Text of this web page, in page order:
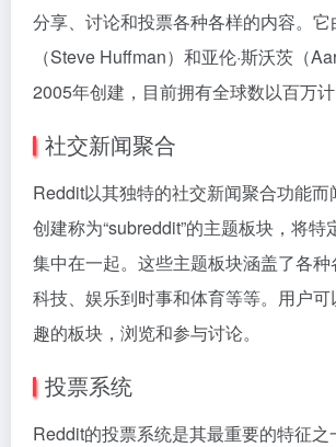
分享、讨论和投票各种各样的内容。它
（Steve Huffman）和亚伦·斯沃茨（
2005年创建，目前拥有全球数以百万计
社交新闻聚合
Reddit以其独特的社交新闻聚合功能而
创建称为“subreddit”的主题板块，将特
集中在一起。这些主题板块涵盖了各
科技、娱乐到时事和体育等等。用户
趣的板块，浏览和参与讨论。
投票系统
Reddit的投票系统是其最重要的特征之